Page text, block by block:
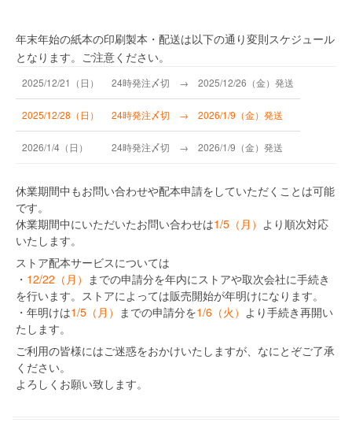
年末年始の紙本の印刷製本・配送は以下の通り変則スケジュール
となります。ご注意ください。
2025/12/21（日） 24時発注〆切 → 2025/12/26（金）発送
2025/12/28（日） 24時発注〆切 → 2026/1/9（金）発送
2026/1/4（日） 24時発注〆切 → 2026/1/9（金）発送
休業期間中もお問い合わせや配本申請をしていただくことは可能
です。
休業期間中にいただいたお問い合わせは1/5（月） より順次対応
いたします。
ストア配本サービスについては
・ 12/22（月） までの申請分を年内にストアや取次会社に手続き
を行います。ストアによっては販売開始が年明けになります。
・年明けは1/5（月） までの申請分を1/6（火） より手続き再開い
たします。
ご利用の皆様にはご迷惑をおかけいたしますが、なにとぞご了承
ください。
よろしくお願い致します。